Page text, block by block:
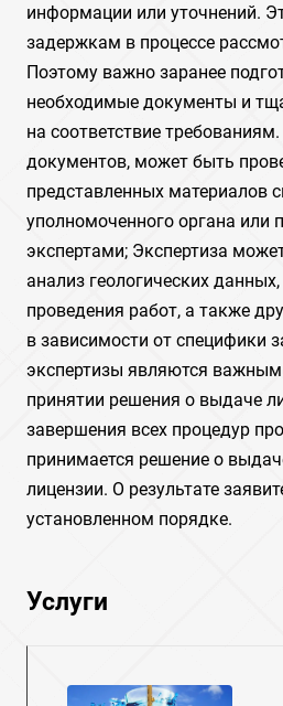
информации или уточнений.
задержкам в процессе
Поэтому важно заранее
необходимые документы и
на соответствие
документов, может быть
представленных материалов
уполномоченного органа или
экспертами; Экспертиза
анализ геологических
проведения работ, а также
в зависимости от специфики
экспертизы являются
принятии решения о выдаче
завершения всех процедур
принимается решение о
лицензии. О результате
установленном порядке.
Услуги